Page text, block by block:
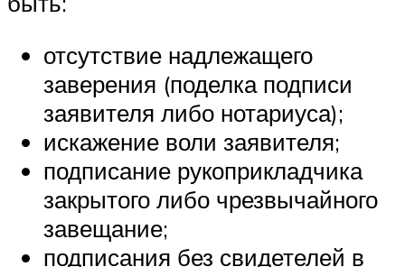
отсутствие надлежащего
заверения (поделка подписи
заявителя либо нотариуса);
искажение воли заявителя;
подписание рукоприкладчика
закрытого либо чрезвычайного
завещание;
подписания без свидетелей в